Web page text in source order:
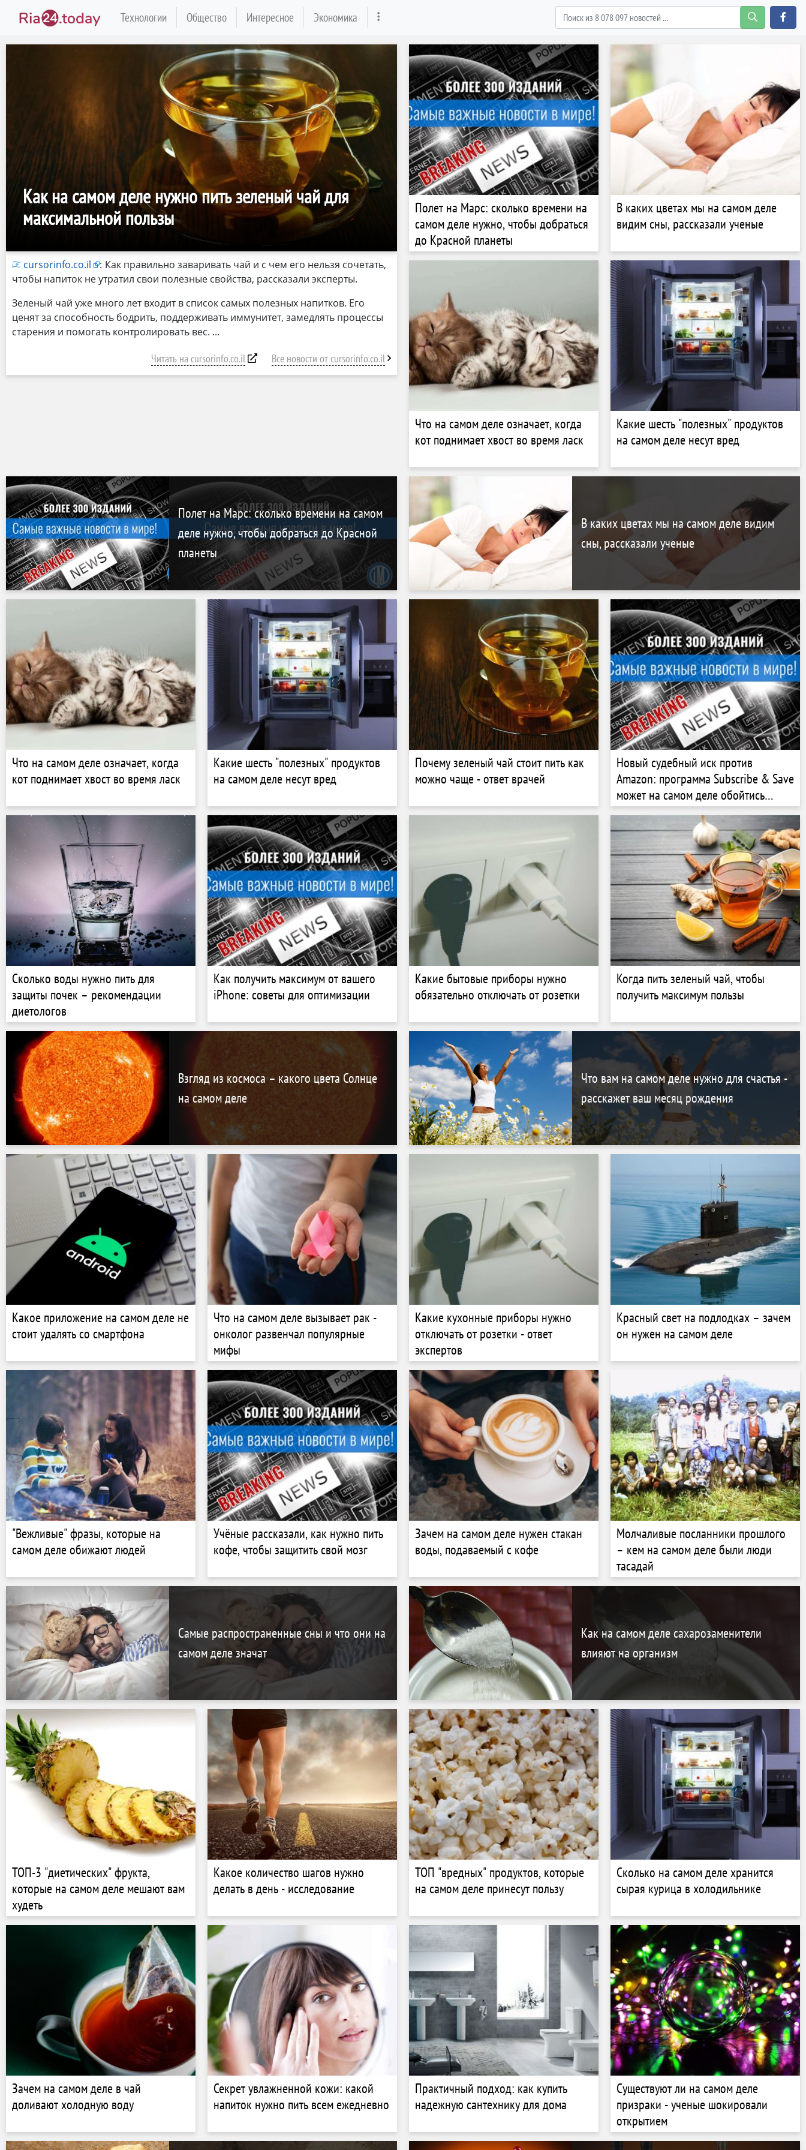
Технологии Общество Интересное Экономика
Как на самом деле нужно пить зеленый чай для
максимальной пользы
cursorinfo.co.il : Как правильно заваривать чай и с чем его нельзя сочетать,
чтобы напиток не утратил свои полезные свойства, рассказали эксперты.
Зеленый чай уже много лет входит в список самых полезных напитков. Его
ценят за способность бодрить, поддерживать иммунитет, замедлять процессы
старения и помогать контролировать вес.
Читать на cursorinfo.co.il Все новости от cursorinfo.co.il
Полет на Марс: сколько времени на
самом деле нужно, чтобы добраться
до Красной планеты
В каких цветах мы на самом деле
видим сны, рассказали ученые
Что на самом деле означает, когда
кот поднимает хвост во время ласк
Какие шесть "полезных" продуктов
на самом деле несут вред
Полет на Марс: сколько времени на самом
деле нужно, чтобы добраться до Красной
планеты
В каких цветах мы на самом деле видим
сны, рассказали ученые
Что на самом деле означает, когда
кот поднимает хвост во время ласк
Какие шесть "полезных" продуктов
на самом деле несут вред
Почему зеленый чай стоит пить как
можно чаще - ответ врачей
Новый судебный иск против
Amazon: программа Subscribe & Save
может на самом деле обойтись
дороже
Сколько воды нужно пить для
защиты почек – рекомендации
диетологов
Как получить максимум от вашего
iPhone: советы для оптимизации
Какие бытовые приборы нужно
обязательно отключать от розетки
Когда пить зеленый чай, чтобы
получить максимум пользы
Взгляд из космоса – какого цвета Солнце
на самом деле
Что вам на самом деле нужно для счастья -
расскажет ваш месяц рождения
Какое приложение на самом деле не
стоит удалять со смартфона
Что на самом деле вызывает рак -
онколог развенчал популярные
мифы
Какие кухонные приборы нужно
отключать от розетки - ответ
экспертов
Красный свет на подлодках – зачем
он нужен на самом деле
"Вежливые" фразы, которые на
самом деле обижают людей
Учёные рассказали, как нужно пить
кофе, чтобы защитить свой мозг
Зачем на самом деле нужен стакан
воды, подаваемый с кофе
Молчаливые посланники прошлого
– кем на самом деле были люди
тасадай
Самые распространенные сны и что они на
самом деле значат
Как на самом деле сахарозаменители
влияют на организм
ТОП-3 "диетических" фрукта,
которые на самом деле мешают вам
худеть
Какое количество шагов нужно
делать в день - исследование
ТОП "вредных" продуктов, которые
на самом деле принесут пользу
Сколько на самом деле хранится
сырая курица в холодильнике
Зачем на самом деле в чай
доливают холодную воду
Секрет увлажненной кожи: какой
напиток нужно пить всем ежедневно
Практичный подход: как купить
надежную сантехнику для дома
Существуют ли на самом деле
призраки - ученые шокировали
открытием